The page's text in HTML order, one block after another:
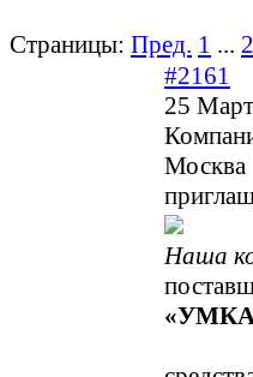
Страницы: Пред. 1 ...
#2161
25
Москва
Наша